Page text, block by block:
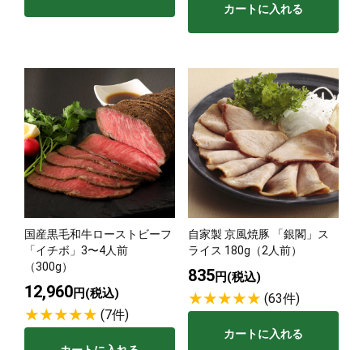
カートに入れる
国産黒毛和牛ローストビーフ
「イチボ」3〜4人前
（300g）
12,960円(税込)
(7件)
自家製 京風焼豚 「銀閣」ス
ライス 180g（2人前）
835円(税込)
(63件)
カートに入れる